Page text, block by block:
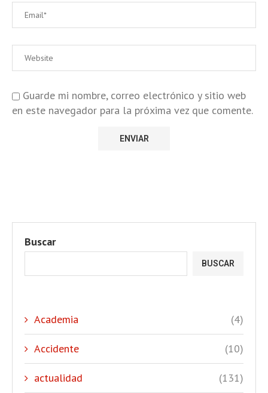
Guarde mi nombre, correo electrónico y sitio web
en este navegador para la próxima vez que comente.
Buscar
BUSCAR
Academia (4)
Accidente (10)
actualidad (131)